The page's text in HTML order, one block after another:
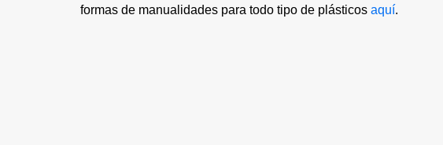
formas de manualidades para todo tipo de plásticos aquí.